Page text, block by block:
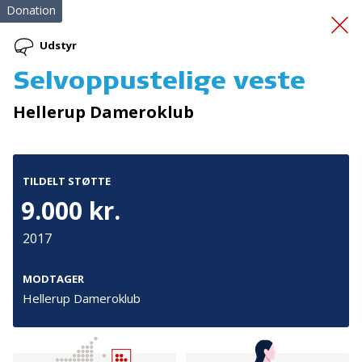
En god start på livet
Donation
Udstyr
Selvoppustelige veste
Hellerup Dameroklub
TILDELT STØTTE
9.000 kr.
2017
MODTAGER
Hellerup Dameroklub
Tilmeld nyhedsbrev
De seneste nyheder om TrygFondens og TryghedsGruppens
aktiviteter direkte i din indbakke.
Tilmeld